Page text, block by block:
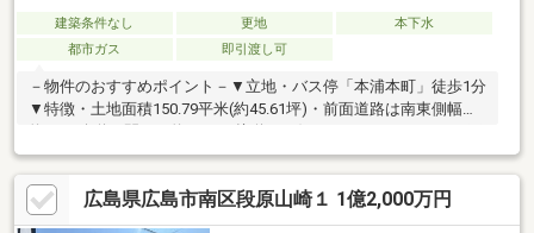
建築条件なし 更地
本下水
都市ガス
即引渡し可
－物件のおすすめポイント－▼立地・バス停「本浦本町」徒歩1分
▼特徴・土地面積150.79平米(約45.61坪)・前面道路は南東側幅員
務店にて建築可能・現況更地につき、プランが決まり次第スムー
ズに建築へ移行可能・周囲には既に建物があり、近隣状況を考慮
した設計が可能・即お引渡可能(残金精算後)▼周辺環境・ユアー
ズ東本浦店 徒歩4分(約270m)・広島市立仁保小学校 徒歩6分(約
広島県広島市南区段原山崎１ 1億2,000万円